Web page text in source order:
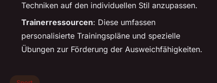
Techniken auf den individuellen Stil anzupassen.
Trainerressourcen: Diese umfassen
personalisierte Trainingspläne und spezielle
Übungen zur Förderung der Ausweichfähigkeiten.